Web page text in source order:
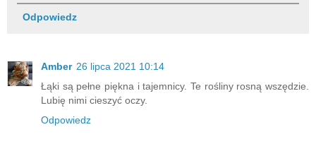
Odpowiedz
Amber 26 lipca 2021 10:14
Łąki są pełne piękna i tajemnicy. Te rośliny rosną wszędzie.
Lubię nimi cieszyć oczy.
Odpowiedz